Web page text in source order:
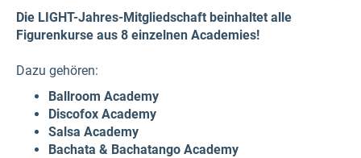
Die LIGHT-Jahres-Mitgliedschaft beinhaltet alle
Figurenkurse aus 8 einzelnen Academies!
Dazu gehören:
Ballroom Academy
Discofox Academy
Salsa Academy
Bachata & Bachatango Academy